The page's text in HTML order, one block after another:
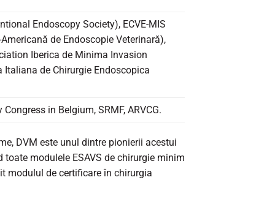
Endoscopy Society), ECVE-MIS
de Endoscopie Veterinară),
Iberica de Minima Invasion
Italiana de Chirurgie Endoscopica
in Belgium, SRMF, ARVCG.
DVM este unul dintre pionierii acestui
modulele ESAVS de chirurgie minim
modulul de certificare în chirurgia